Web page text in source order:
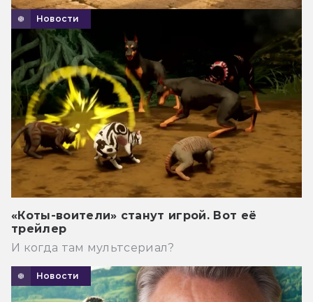
Новости
«Коты-воители» станут игрой. Вот её
трейлер
И когда там мультсериал?
Новости